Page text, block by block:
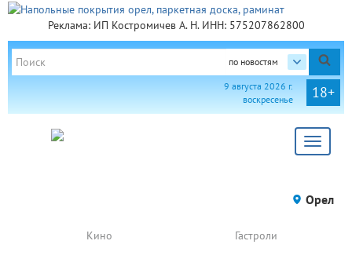
Реклама: ИП Костромичев А. Н. ИНН: 575207862800
по новостям
18+
9 августа 2026 г.
воскресенье
Toggle
Орел
Кино Гастроли